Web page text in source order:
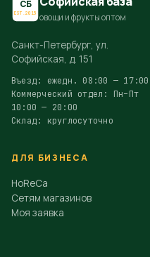
СБ
EST.2015 овощи и фрукты оптом
Санкт-Петербург, ул.
Софийская, д. 151
Въезд: ежедн. 08:00 — 17:00
Коммерческий отдел: Пн–Пт
10:00 — 20:00
Склад: круглосуточно
ДЛЯ БИЗНЕСА
HoReCa
Сетям магазинов
Моя заявка